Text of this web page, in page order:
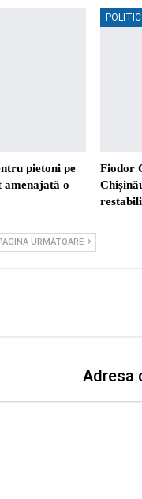
pietoni pe
amenajată o
POLITIC
Fiodor
URMĂTOARE
Adresa